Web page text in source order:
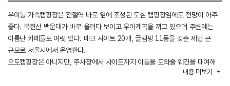
우이동 가족캠핑장은 전철역 바로 옆에 조성된 도심 캠핑장임에도 전망이 아주
좋다. 북한산 백운대가 바로 올려다 보이고 우이계곡을 끼고 있으며 주변에는
이름난 카페들도 여럿 있다. 데크 사이트 20개, 글램핑 11동을 갖춘 제법 큰
규모로 서울시에서 운영한다.
오토캠핑장은 아니지만, 주차장에서 사이트까지 이동을 도와줄 웨건을 대여해
주고 있어서 큰 불편은 없다. 다양한 캠핑 용품 및 난로 등도 대여가 가능하고,
내용 더보기